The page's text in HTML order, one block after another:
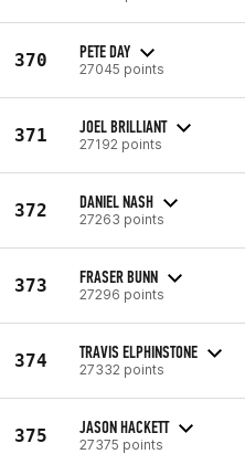
370 PETE DAY
27045 points
371 JOEL BRILLIANT
27192 points
372 DANIEL NASH
27263 points
373 FRASER BUNN
27296 points
374 TRAVIS ELPHINSTONE
27332 points
375 JASON HACKETT
27375 points